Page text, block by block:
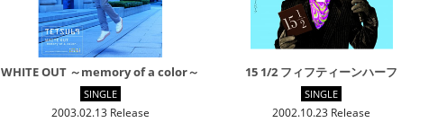
WHITE OUT ～memory of a color～
SINGLE
2003.02.13 Release
15 1/2 フィフティーンハーフ
SINGLE
2002.10.23 Release